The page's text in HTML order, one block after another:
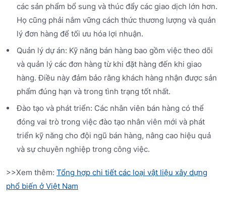
các sản phẩm bổ sung và thúc đẩy các giao dịch lớn hơn.
Họ cũng phải nắm vững cách thức thương lượng và quản
lý đơn hàng để tối ưu hóa lợi nhuận.
Quản lý dự án: Kỹ năng bán hàng bao gồm việc theo dõi
và quản lý các đơn hàng từ khi đặt hàng đến khi giao
hàng. Điều này đảm bảo rằng khách hàng nhận được sản
phẩm đúng hạn và trong tình trạng tốt nhất.
Đào tạo và phát triển: Các nhân viên bán hàng có thể
đóng vai trò trong việc đào tạo nhân viên mới và phát
triển kỹ năng cho đội ngũ bán hàng, nâng cao hiệu quả
và sự chuyên nghiệp trong công việc.
>>Xem thêm: Tổng hợp chi tiết các loại vật liệu xây dựng
phổ biến ở Việt Nam